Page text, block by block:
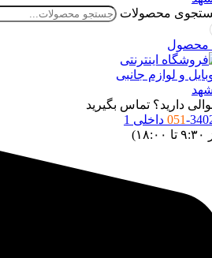
محصولات
محصول
دارید؟ تماس بگیرید
051داخلی 1